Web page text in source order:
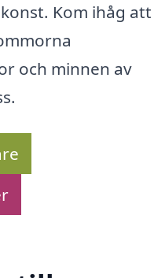
Kom ihåg att
och minnen av